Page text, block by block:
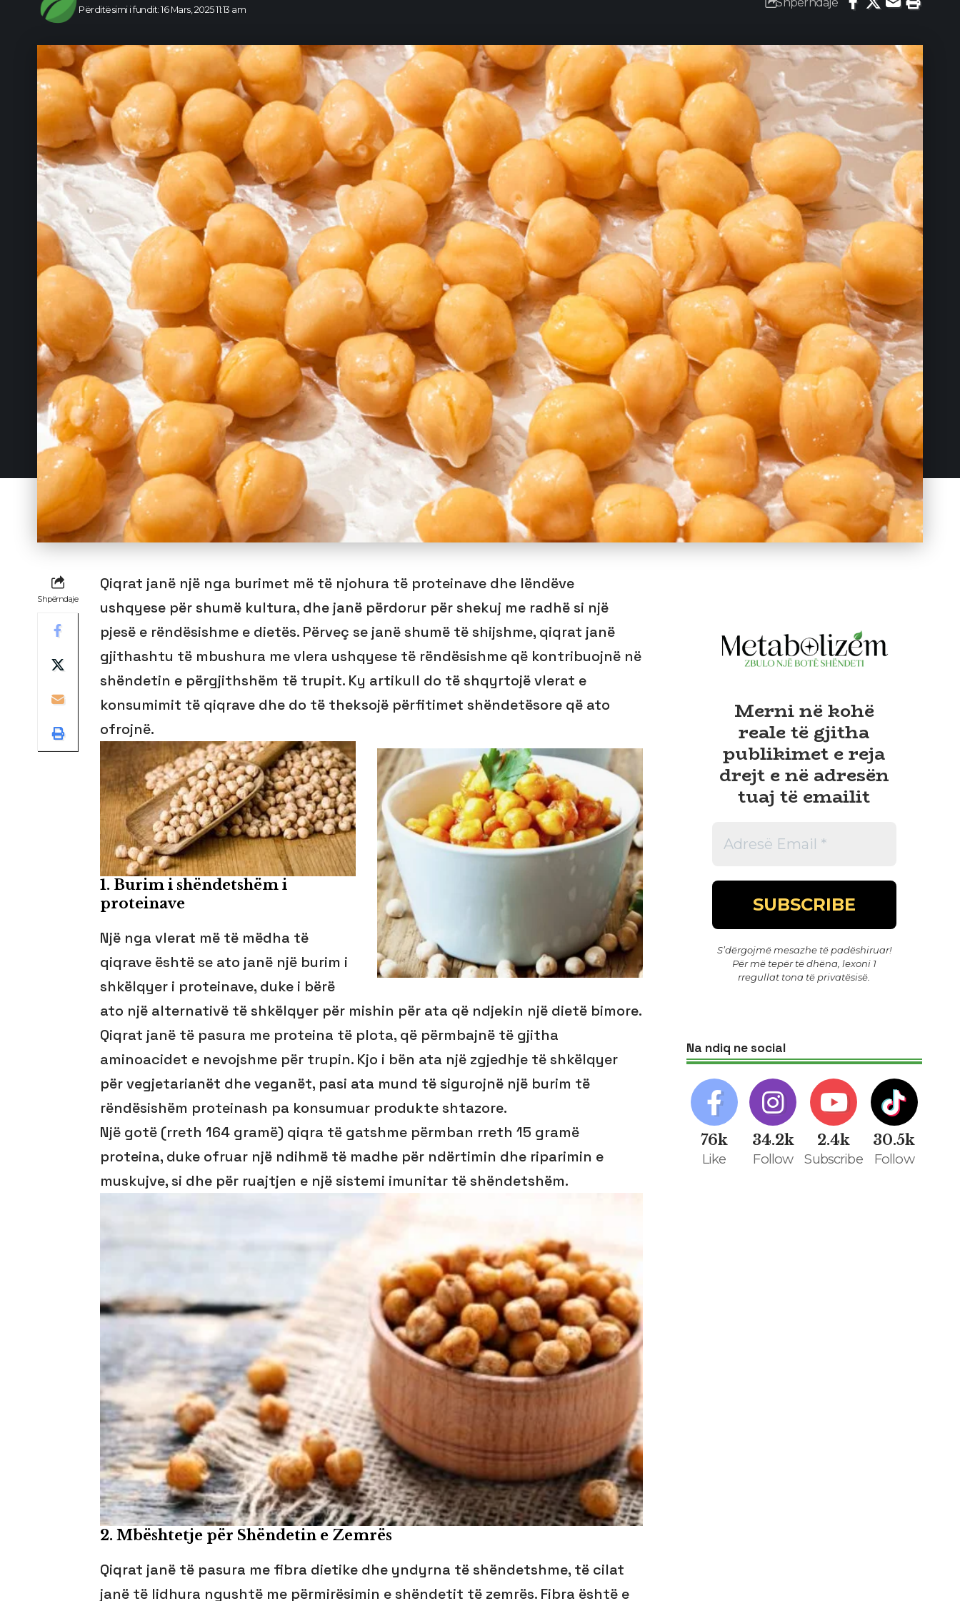
Përditësimi i fundit: 16 Mars, 2025 11:13 am
Shpërndaje
Qiqrat janë një nga burimet më të njohura të proteinave dhe lëndëve
ushqyese për shumë kultura, dhe janë përdorur për shekuj me radhë si një
pjesë e rëndësishme e dietës. Përveç se janë shumë të shijshme, qiqrat janë
gjithashtu të mbushura me vlera ushqyese të rëndësishme që kontribuojnë në
shëndetin e përgjithshëm të trupit. Ky artikull do të shqyrtojë vlerat e
konsumimit të qiqrave dhe do të theksojë përfitimet shëndetësore që ato
ofrojnë.
1. Burim i shëndetshëm i
proteinave
Një nga vlerat më të mëdha të
qiqrave është se ato janë një burim i
shkëlqyer i proteinave, duke i bërë
ato një alternativë të shkëlqyer për mishin për ata që ndjekin një dietë bimore.
Qiqrat janë të pasura me proteina të plota, që përmbajnë të gjitha
aminoacidet e nevojshme për trupin. Kjo i bën ata një zgjedhje të shkëlqyer
për vegjetarianët dhe veganët, pasi ata mund të sigurojnë një burim të
rëndësishëm proteinash pa konsumuar produkte shtazore.
Një gotë (rreth 164 gramë) qiqra të gatshme përmban rreth 15 gramë
proteina, duke ofruar një ndihmë të madhe për ndërtimin dhe riparimin e
muskujve, si dhe për ruajtjen e një sistemi imunitar të shëndetshëm.
2. Mbështetje për Shëndetin e Zemrës
Qiqrat janë të pasura me fibra dietike dhe yndyrna të shëndetshme, të cilat
janë të lidhura ngushtë me përmirësimin e shëndetit të zemrës. Fibra është e
Merni në kohë
reale të gjitha
publikimet e reja
drejt e në adresën
tuaj të emailit
S’dërgojmë mesazhe të padëshiruar!
Për më tepër të dhëna, lexoni 1
rregullat tona të privatësisë.
Na ndiq ne social
76k
Like
34.2k
Follow
2.4k
Subscribe
30.5k
Follow